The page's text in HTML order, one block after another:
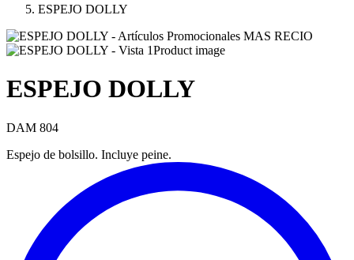
ESPEJO DOLLY
Product image
ESPEJO DOLLY
DAM 804
Espejo de bolsillo. Incluye peine.